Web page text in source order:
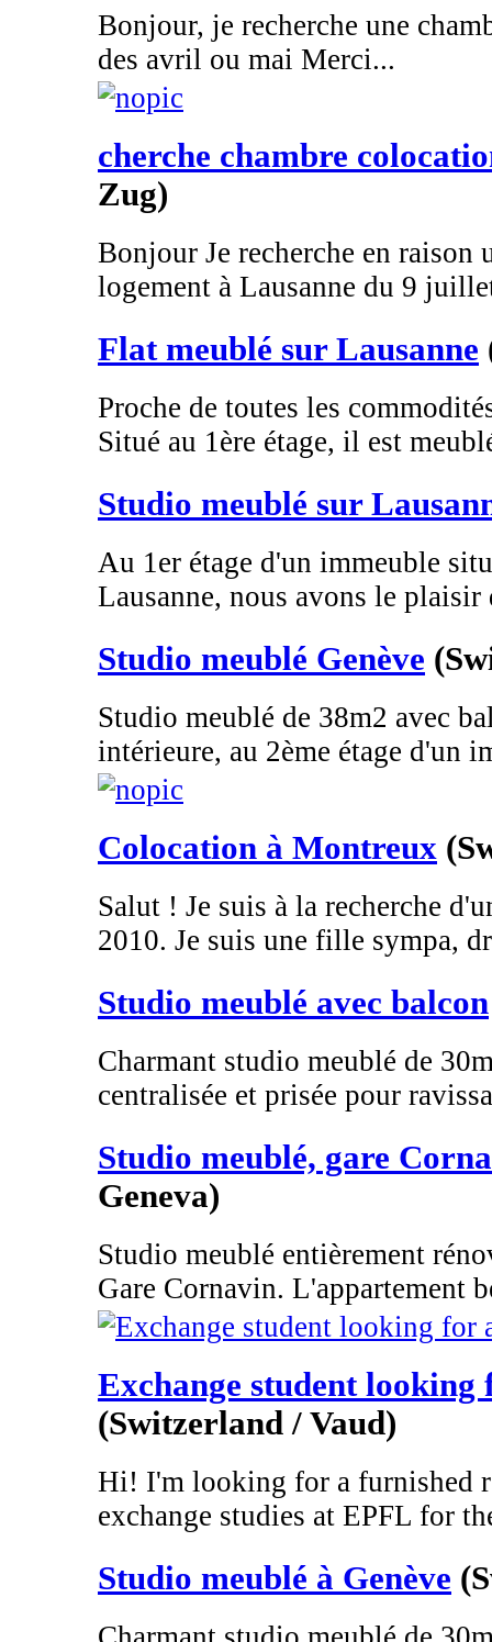
Bonjour, je recherche une
des avril ou mai Merci...
cherche chambre
Zug)
Bonjour Je recherche en raison
logement à Lausanne du 9
Flat meublé sur Lausanne
Proche de toutes les
Situé au 1ère étage, il est
Studio meublé sur
Au 1er étage d'un immeuble
Lausanne, nous avons le plaisir
Studio meublé Genève
Studio meublé de 38m2 avec
intérieure, au 2ème étage d'un
Colocation à Montreux
Salut ! Je suis à la recherche
2010. Je suis une fille sympa,
Studio meublé avec balcon
Charmant studio meublé de
centralisée et prisée pour
Studio meublé, gare
Geneva)
Studio meublé entièrement
Gare Cornavin. L'appartement
Exchange student looking
(Switzerland / Vaud)
Hi! I'm looking for a furnished
exchange studies at EPFL for
Studio meublé à Genève